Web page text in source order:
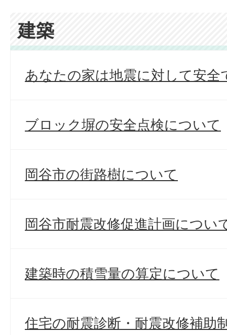
建築
あなたの家は地震に対して安全
ブロック塀の安全点検について
岡谷市の街路樹について
岡谷市耐震改修促進計画につい
建築時の積雪量の算定について
住宅の耐震診断・耐震改修補助